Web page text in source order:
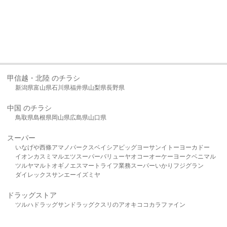
甲信越・北陸 のチラシ
新潟県富山県石川県福井県山梨県長野県
中国 のチラシ
鳥取県島根県岡山県広島県山口県
スーパー
いなげや西條アマノパークスベイシア ビッグヨーサンイトーヨーカドー
イオンカスミ マルエツスーパーバリューヤオコーオーケー ヨークベニマル
ツルヤマルト オギノ エスマート ライフ業務スーパーいかり フジグラン
ダイレックスサンエーイズミヤ
ドラッグストア
ツルハドラッグサンドラッグクスリのアオキ ココカラファイン